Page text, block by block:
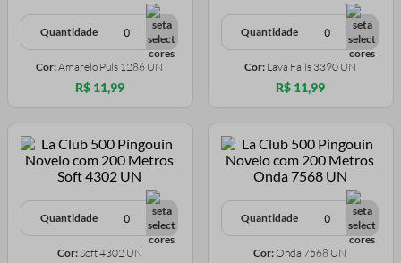
Quantidade
Cor:Amarelo Puls 1286 UN
R$ 11,99
Quantidade
Cor: Lava Falls 3390 UN
R$ 11,99
Quantidade
Cor:Soft 4302 UN
Quantidade
Cor:Onda 7568 UN